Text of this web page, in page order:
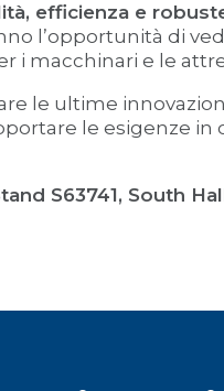
efficienza e
l’opportunità di
i macchinari e le
le ultime
le esigenze
S63741, South